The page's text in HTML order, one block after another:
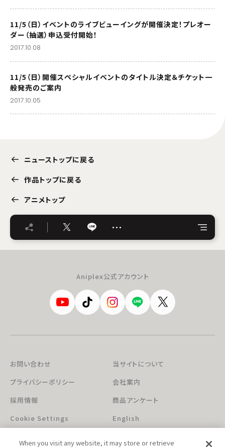
11/5（日）イベントのライブビューイングが開催決定！プレオー
ダー（抽選）申込受付開始！
2017.10.08
11/5（日）開催スペシャルイベントのタイトル決定＆チケット一
般発売のご案内
2017.10.05
ニューストップに戻る
作品トップに戻る
アニメトップ
…
Aniplex公式アカウント
お問い合わせ
当サイトについて
プライバシーポリシー
会社案内
採用情報
商品アンケート
Cookie Settings
English
When you visit any website, it may store or retrieve